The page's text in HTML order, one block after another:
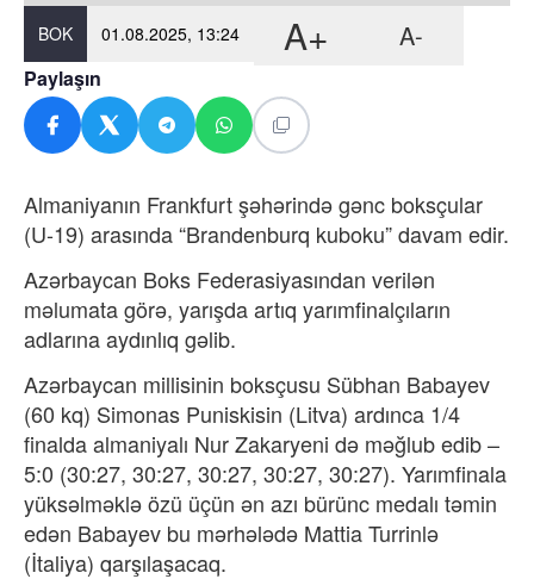
BOK 01.08.2025, 13:24 A+ A-
Paylaşın
Almaniyanın Frankfurt şəhərində gənc boksçular
(U-19) arasında “Brandenburq kuboku” davam edir.
Azərbaycan Boks Federasiyasından verilən
məlumata görə, yarışda artıq yarımfinalçıların
adlarına aydınlıq gəlib.
Azərbaycan millisinin boksçusu Sübhan Babayev
(60 kq) Simonas Puniskisin (Litva) ardınca 1/4
finalda almaniyalı Nur Zakaryeni də məğlub edib –
5:0 (30:27, 30:27, 30:27, 30:27, 30:27). Yarımfinala
yüksəlməklə özü üçün ən azı bürünc medalı təmin
edən Babayev bu mərhələdə Mattia Turrinlə
(İtaliya) qarşılaşacaq.